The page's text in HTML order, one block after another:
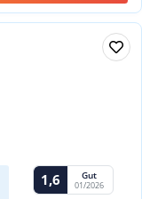
1,6 Gut
01/2026